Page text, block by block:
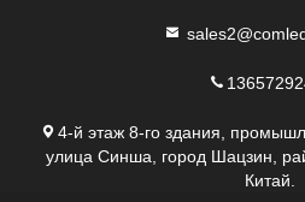
4-й этаж 8-го здания,
улица Синша, город Шацзин,
Китай.